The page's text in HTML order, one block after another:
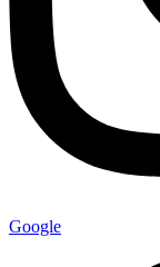
Google